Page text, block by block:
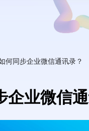
何同步企业微信通讯录？
企业微信